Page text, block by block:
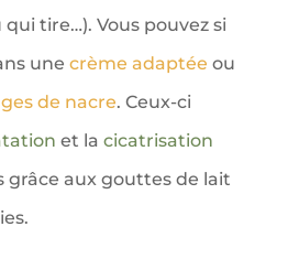
tire…). Vous pouvez si
une crème adaptée ou
de nacre. Ceux-ci
et la cicatrisation
grâce aux gouttes de lait